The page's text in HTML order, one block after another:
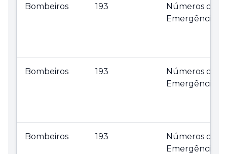
Bombeiros 193
Números de
Emergência
Bombeiros 193
Números de
Emergência
Bombeiros 193
Números de
Emergência